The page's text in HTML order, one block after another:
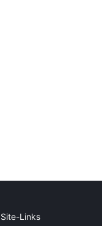
Site-Links